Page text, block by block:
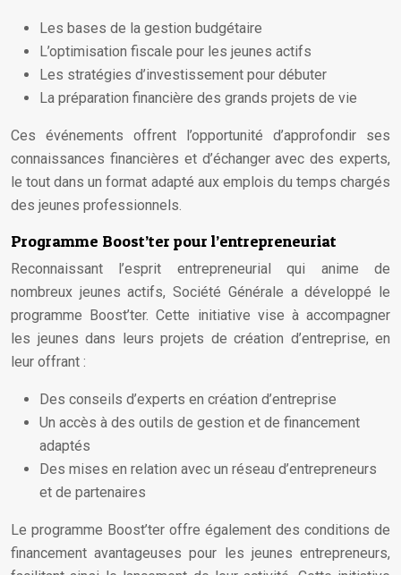
Les bases de la gestion budgétaire
L’optimisation fiscale pour les jeunes actifs
Les stratégies d’investissement pour débuter
La préparation financière des grands projets de vie
Ces événements offrent l’opportunité d’approfondir ses
connaissances financières et d’échanger avec des experts,
le tout dans un format adapté aux emplois du temps chargés
des jeunes professionnels.
Programme Boost’ter pour l’entrepreneuriat
Reconnaissant l’esprit entrepreneurial qui anime de
nombreux jeunes actifs, Société Générale a développé le
programme Boost’ter. Cette initiative vise à accompagner
les jeunes dans leurs projets de création d’entreprise, en
leur offrant :
Des conseils d’experts en création d’entreprise
Un accès à des outils de gestion et de financement
adaptés
Des mises en relation avec un réseau d’entrepreneurs
et de partenaires
Le programme Boost’ter offre également des conditions de
financement avantageuses pour les jeunes entrepreneurs,